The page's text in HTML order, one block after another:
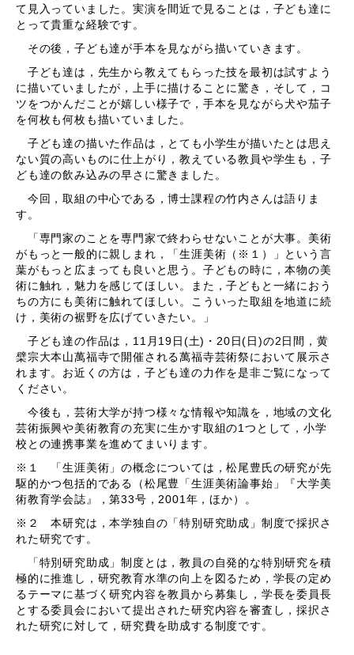
て見入っていました。実演を間近で見ることは，子ども達に
とって貴重な経験です。
その後，子ども達が手本を見ながら描いていきます。
子ども達は，先生から教えてもらった技を最初は試すよう
に描いていましたが，上手に描けることに驚き，そして，コ
ツをつかんだことが嬉しい様子で，手本を見ながら犬や茄子
を何枚も何枚も描いていました。
子ども達の描いた作品は，とても小学生が描いたとは思え
ない質の高いものに仕上がり，教えている教員や学生も，子
ども達の飲み込みの早さに驚きました。
今回，取組の中心である，博士課程の竹内さんは語りま
す。
「専門家のことを専門家で終わらせないことが大事。美術
がもっと一般的に親しまれ，「生涯美術（※１）」という言
葉がもっと広まっても良いと思う。子どもの時に，本物の美
術に触れ，魅力を感じてほしい。また，子どもと一緒におう
ちの方にも美術に触れてほしい。こういった取組を地道に続
け，美術の裾野を広げていきたい。」
子ども達の作品は，11月19日(土)・20日(日)の2日間，黄
檗宗大本山萬福寺で開催される萬福寺芸術祭において展示さ
れます。お近くの方は，子ども達の力作を是非ご覧になって
ください。
今後も，芸術大学が持つ様々な情報や知識を，地域の文化
芸術振興や美術教育の充実に生かす取組の1つとして，小学
校との連携事業を進めてまいります。
※１ 「生涯美術」の概念については，松尾豊氏の研究が先
駆的かつ包括的である（松尾豊「生涯美術論事始」『大学美
術教育学会誌』，第33号，2001年，ほか）。
※２ 本研究は，本学独自の「特別研究助成」制度で採択さ
れた研究です。
「特別研究助成」制度とは，教員の自発的な特別研究を積
極的に推進し，研究教育水準の向上を図るため，学長の定め
るテーマに基づく研究内容を教員から募集し，学長を委員長
とする委員会において提出された研究内容を審査し，採択さ
れた研究に対して，研究費を助成する制度です。